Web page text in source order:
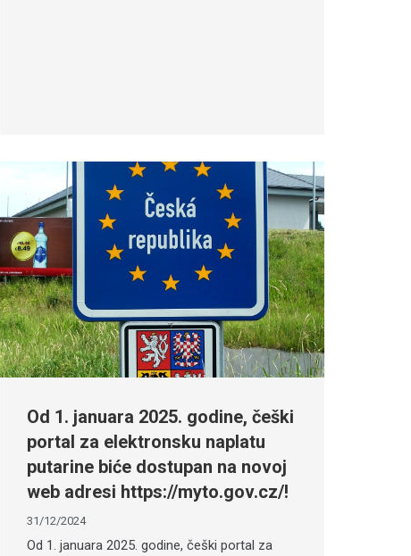
Od 1. januara 2025. godine, češki
portal za elektronsku naplatu
putarine biće dostupan na novoj
web adresi https://myto.gov.cz/!
31/12/2024
Od 1. januara 2025. godine, češki portal za